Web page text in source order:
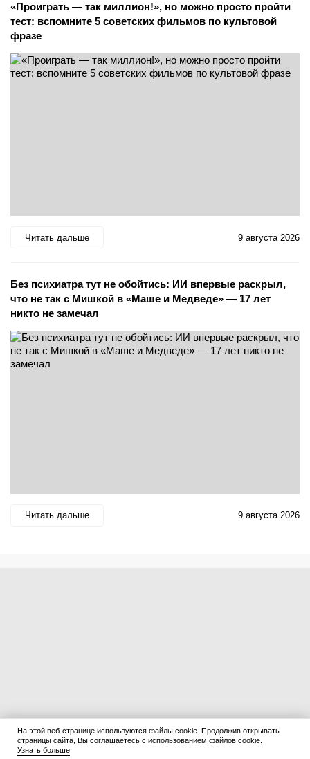
«Проиграть — так миллион!», но можно просто пройти
тест: вспомните 5 советских фильмов по культовой
фразе
Читать дальше 9 августа 2026
Без психиатра тут не обойтись: ИИ впервые раскрыл,
что не так с Мишкой в «Маше и Медведе» — 17 лет
никто не замечал
Читать дальше 9 августа 2026
На этой веб-странице используются файлы cookie. Продолжив открывать
страницы сайта, Вы соглашаетесь с использованием файлов cookie.
Узнать больше